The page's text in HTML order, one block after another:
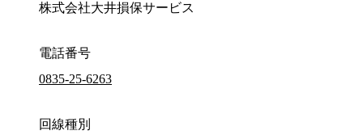
株式会社大井損保サービス
電話番号
0835-25-6263
回線種別